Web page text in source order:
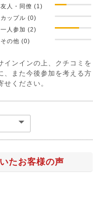
友人・同僚 (1)
カップル (0)
一人参加 (2)
その他 (0)
インインの上、クチコミを
、また今後参加を考える方
ください。
たお客様の声